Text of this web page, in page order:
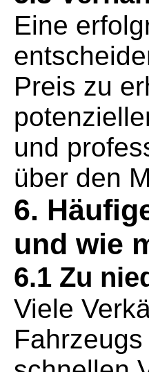
Eine
Preis zu
und
über den
6.
und wie
6.1 Zu
Viele